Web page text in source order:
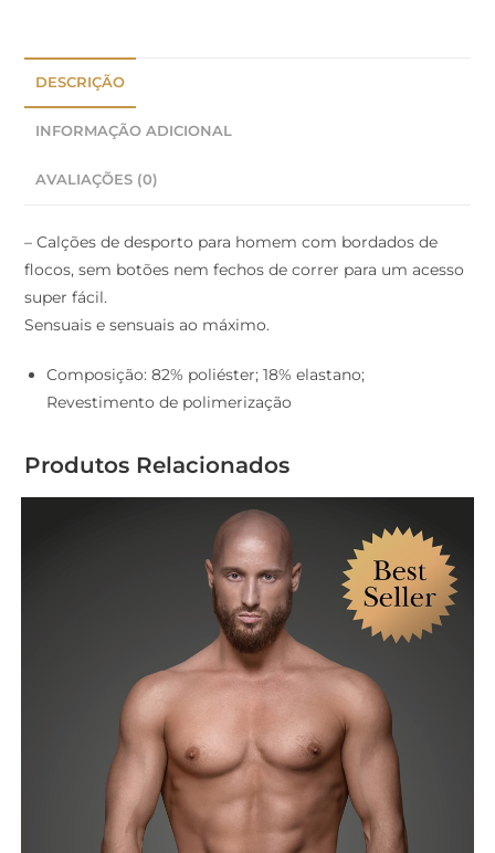
DESCRIÇÃO
INFORMAÇÃO ADICIONAL
AVALIAÇÕES (0)
– Calções de desporto para homem com bordados de
flocos, sem botões nem fechos de correr para um acesso
super fácil.
Sensuais e sensuais ao máximo.
Composição: 82% poliéster; 18% elastano;
Revestimento de polimerização
Produtos Relacionados